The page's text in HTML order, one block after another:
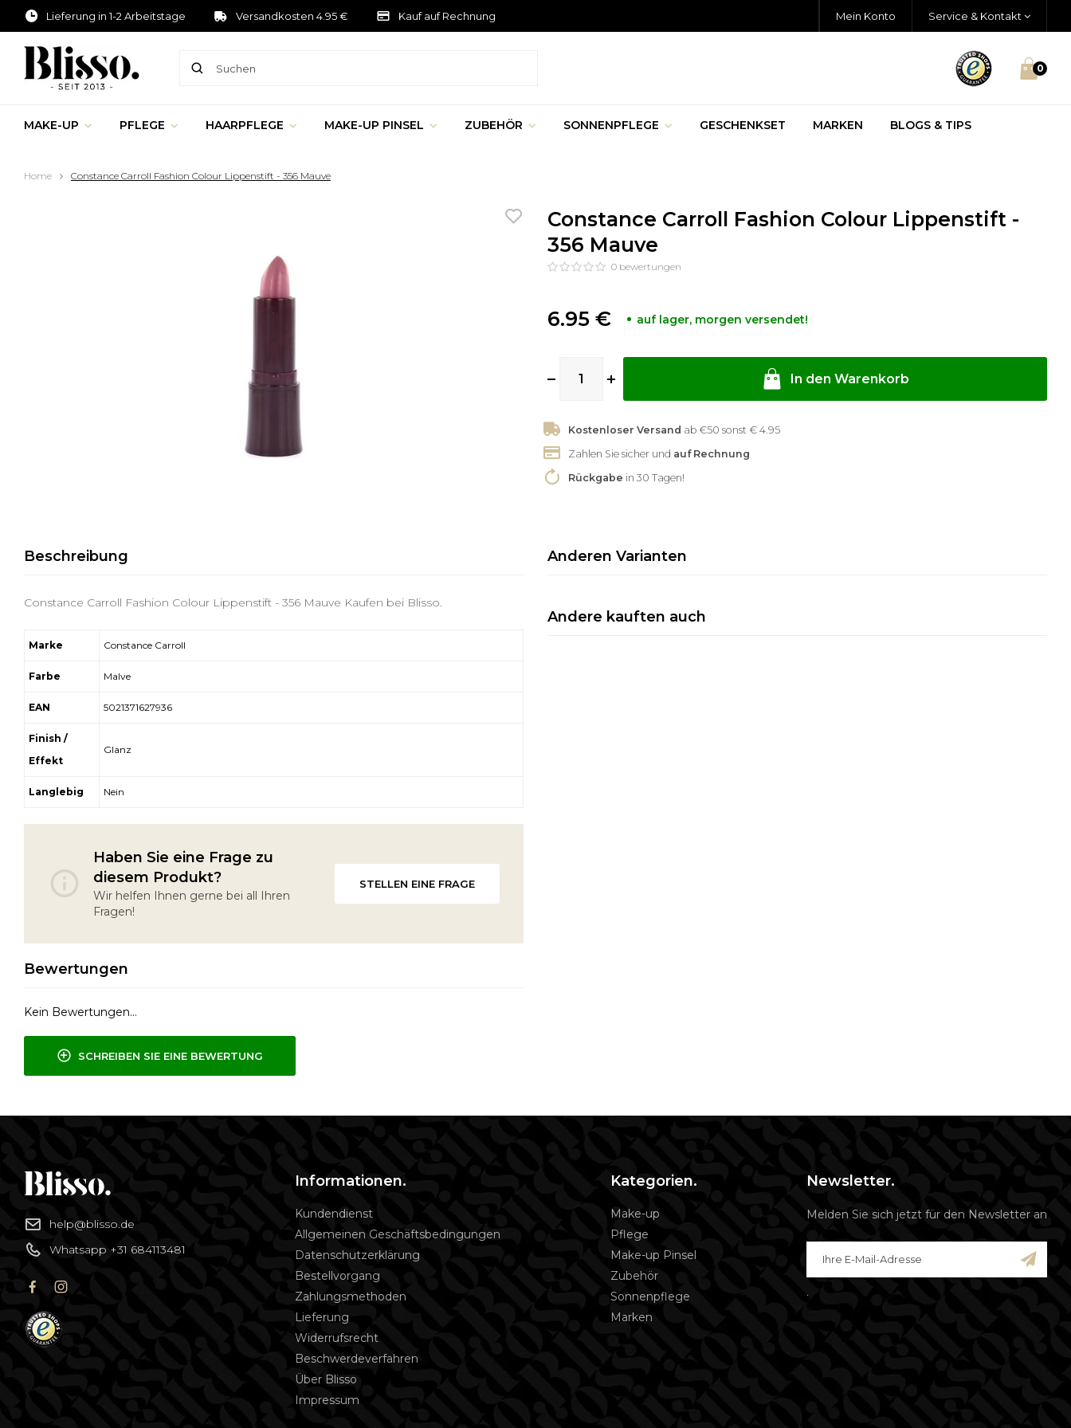
Lieferung in 1-2 Arbeitstage Versandkosten 4.95 € Kauf auf Rechnung Mein Konto Service & Kontakt
0
MAKE-UP PFLEGE HAARPFLEGE MAKE-UP PINSEL ZUBEHÖR SONNENPFLEGE GESCHENKSET MARKEN BLOGS & TIPS
Home Constance Carroll Fashion Colour Lippenstift - 356 Mauve
Constance Carroll Fashion Colour Lippenstift -
356 Mauve
0bewertungen
6.95 € auf lager, morgen versendet!
In den Warenkorb
Kostenloser Versand
ab €50 sonst € 4.95
Zahlen Sie sicher und auf Rechnung
Rückgabe in 30 Tagen!
Beschreibung
Constance Carroll Fashion Colour Lippenstift - 356 Mauve Kaufen bei Blisso.
Marke Constance Carroll
Farbe Malve
EAN 5021371627936
Finish /
Effekt
Glanz
Langlebig Nein
Haben Sie eine Frage zu
diesem Produkt?
Wir helfen Ihnen gerne bei all Ihren
Fragen!
STELLEN EINE FRAGE
Bewertungen
Kein Bewertungen...
SCHREIBEN SIE EINE BEWERTUNG
Anderen Varianten
Andere kauften auch
help@blisso.de
Whatsapp +31 684113481
Informationen.
Kundendienst
Allgemeinen Geschäftsbedingungen
Datenschutzerklärung
Bestellvorgang
Zahlungsmethoden
Lieferung
Widerrufsrecht
Beschwerdeverfahren
Über Blisso
Impressum
Kategorien.
Make-up
Pflege
Make-up Pinsel
Zubehör
Sonnenpflege
Marken
Newsletter.
Melden Sie sich jetzt für den Newsletter an